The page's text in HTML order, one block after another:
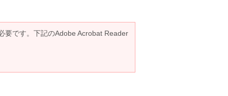
要です。下記のAdobe Acrobat Reader